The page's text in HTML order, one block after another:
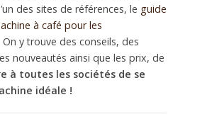
des sites de références, le guide
à café pour les
On y trouve des conseils, des
nouveautés ainsi que les prix, de
à toutes les sociétés de se
idéale !